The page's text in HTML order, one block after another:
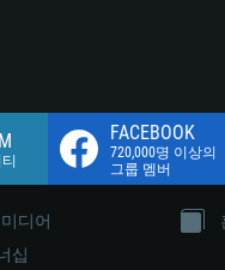
FACEBOOK
720,000명 이상의
그룹 멤버
미디어
십